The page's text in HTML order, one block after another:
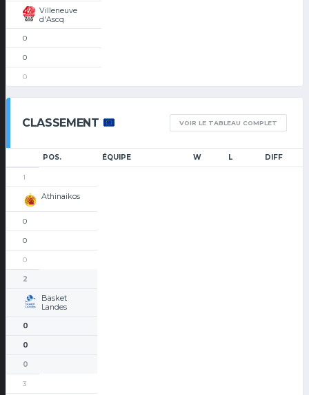
Villeneuve
d'Ascq
0
0
0
CLASSEMENT VOIR LE TABLEAU COMPLET
POS. ÉQUIPE W L DIFF
1
Athinaikos
0
0
0
2
Basket
Landes
0
0
0
3